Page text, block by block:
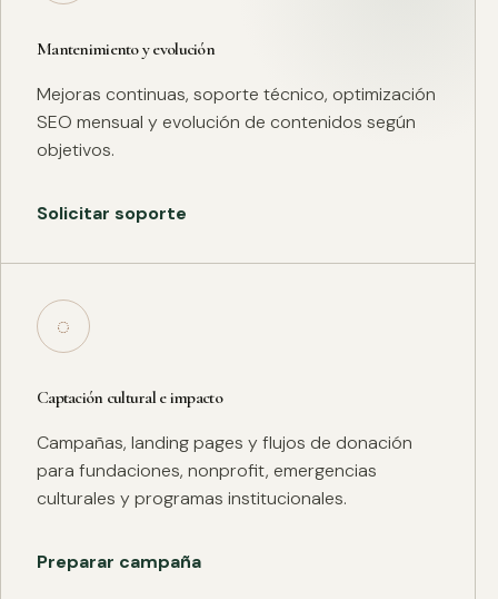
Mantenimiento y evolución
Mejoras continuas, soporte técnico, optimización
SEO mensual y evolución de contenidos según
objetivos.
Solicitar soporte
◌
Captación cultural e impacto
Campañas, landing pages y flujos de donación
para fundaciones, nonprofit, emergencias
culturales y programas institucionales.
Preparar campaña